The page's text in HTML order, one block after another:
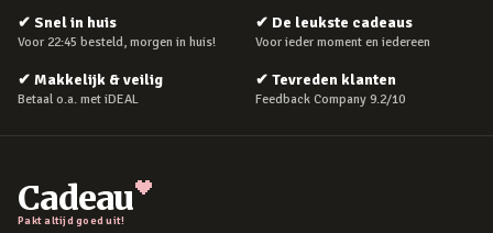
✔ Snel in huis
Voor 22:45 besteld, morgen in huis!
✔ De leukste cadeaus
Voor ieder moment en iedereen
✔ Makkelijk & veilig
Betaal o.a. met iDEAL
✔ Tevreden klanten
Feedback Company 9.2/10
Cadeau
Pakt altijd goed uit!